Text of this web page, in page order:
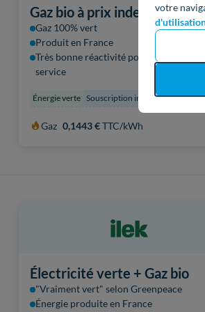
votre
Gaz bio à prix indexé
Gaz 100% vert
Produit en France
Très bonne réactivité pour les mises en
service
Énergie verte Souscription immédiate
Gaz 0,1443 €TTC/kWh
Électricité verte + Gaz bio
"Vraiment vert" selon Greenpeace
Énergie produite en France